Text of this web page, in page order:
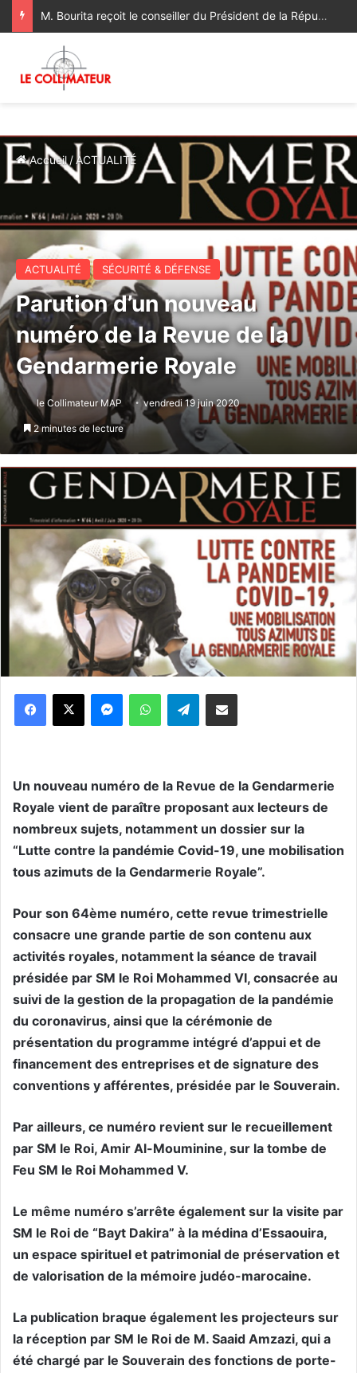
M. Bourita reçoit le conseiller du Président de la République de Roumanie, porteur d’un message adressé à SM le Roi
Accueil /ACTUALITÉ
ACTUALITÉ SÉCURITÉ & DÉFENSE
Parution d’un nouveau
numéro de la Revue de la
Gendarmerie Royale
le Collimateur MAP vendredi 19 juin 2020
2 minutes de lecture
WhatsApp Telegram
Un nouveau numéro de la Revue de la Gendarmerie
Royale vient de paraître proposant aux lecteurs de
nombreux sujets, notamment un dossier sur la
“Lutte contre la pandémie Covid-19, une mobilisation
tous azimuts de la Gendarmerie Royale”.
Pour son 64ème numéro, cette revue trimestrielle
consacre une grande partie de son contenu aux
activités royales, notamment la séance de travail
présidée par SM le Roi Mohammed VI, consacrée au
suivi de la gestion de la propagation de la pandémie
du coronavirus, ainsi que la cérémonie de
présentation du programme intégré d’appui et de
financement des entreprises et de signature des
conventions y afférentes, présidée par le Souverain.
Par ailleurs, ce numéro revient sur le recueillement
par SM le Roi, Amir Al-Mouminine, sur la tombe de
Feu SM le Roi Mohammed V.
Le même numéro s’arrête également sur la visite par
SM le Roi de “Bayt Dakira” à la médina d’Essaouira,
un espace spirituel et patrimonial de préservation et
de valorisation de la mémoire judéo-marocaine.
La publication braque également les projecteurs sur
la réception par SM le Roi de M. Saaid Amzazi, qui a
été chargé par le Souverain des fonctions de porte-